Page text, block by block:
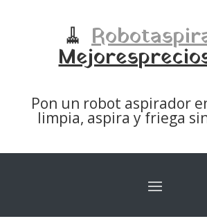
🧹
Pon un robot aspirador
limpia, aspira y friega